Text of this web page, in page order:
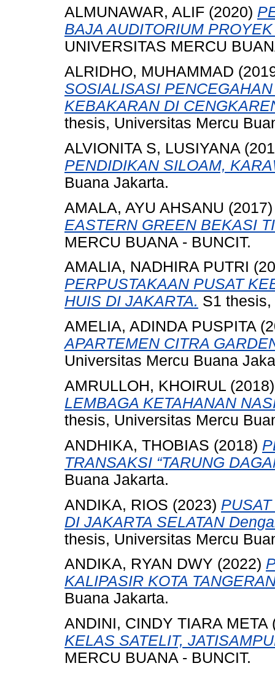
ALMUNAWAR, ALIF (2020)
BAJA AUDITORIUM
UNIVERSITAS MERCU
ALRIDHO, MUHAMMAD
SOSIALISASI
KEBAKARAN DI
thesis, Universitas Mercu
ALVIONITA S, LUSIYANA
PENDIDIKAN SILOAM,
Buana Jakarta.
AMALA, AYU AHSANU
EASTERN GREEN BEKASI
MERCU BUANA - BUNCIT.
AMALIA, NADHIRA PUTRI
PERPUSTAKAAN PUSAT
HUIS DI JAKARTA. S1
AMELIA, ADINDA PUSPITA
APARTEMEN CITRA
Universitas Mercu Buana
AMRULLOH, KHOIRUL
LEMBAGA KETAHANAN
thesis, Universitas Mercu
ANDHIKA, THOBIAS (2018)
TRANSAKSI “TARUNG
Buana Jakarta.
ANDIKA, RIOS (2023)
DI JAKARTA SELATAN
thesis, Universitas Mercu
ANDIKA, RYAN DWY (2022)
KALIPASIR KOTA
Buana Jakarta.
ANDINI, CINDY TIARA META
KELAS SATELIT,
MERCU BUANA - BUNCIT.